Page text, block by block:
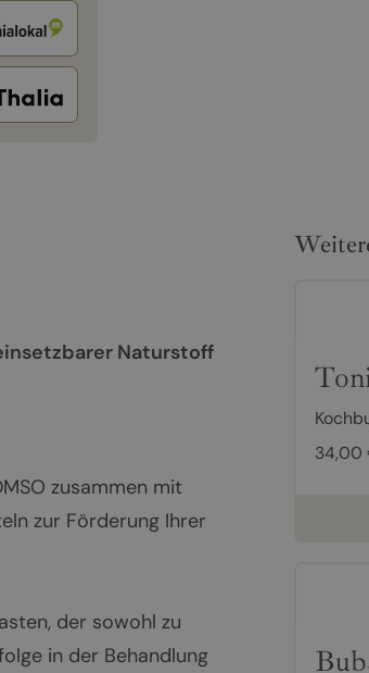
Naturstoff
zusammen mit
zur Förderung Ihrer
der sowohl zu
in der Behandlung
34,00